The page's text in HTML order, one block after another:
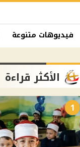
فيديوهات متنوعة
الأكثر قراءة
1